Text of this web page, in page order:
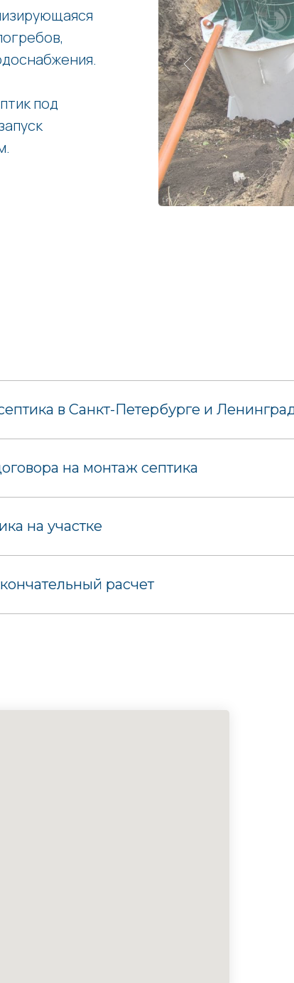
под
в Санкт-Петербурге и
на монтаж септика
на участке
расчет